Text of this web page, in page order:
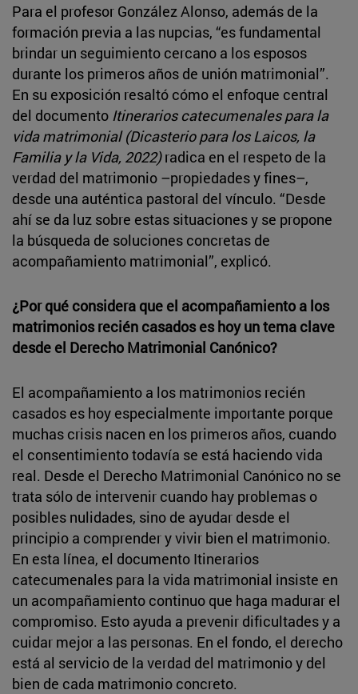
Para el profesor González Alonso, además de la
formación previa a las nupcias, “es fundamental
brindar un seguimiento cercano a los esposos
durante los primeros años de unión matrimonial”.
En su exposición resaltó cómo el enfoque central
del documento Itinerarios catecumenales para la
vida matrimonial (Dicasterio para los Laicos, la
Familia y la Vida, 2022)radica en el respeto de la
verdad del matrimonio –propiedades y fines–,
desde una auténtica pastoral del vínculo. “Desde
ahí se da luz sobre estas situaciones y se propone
la búsqueda de soluciones concretas de
acompañamiento matrimonial”, explicó.
¿Por qué considera que el acompañamiento a los
matrimonios recién casados es hoy un tema clave
desde el Derecho Matrimonial Canónico?
El acompañamiento a los matrimonios recién
casados es hoy especialmente importante porque
muchas crisis nacen en los primeros años, cuando
el consentimiento todavía se está haciendo vida
real. Desde el Derecho Matrimonial Canónico no se
trata sólo de intervenir cuando hay problemas o
posibles nulidades, sino de ayudar desde el
principio a comprender y vivir bien el matrimonio.
En esta línea, el documento Itinerarios
catecumenales para la vida matrimonial insiste en
un acompañamiento continuo que haga madurar el
compromiso. Esto ayuda a prevenir dificultades y a
cuidar mejor a las personas. En el fondo, el derecho
está al servicio de la verdad del matrimonio y del
bien de cada matrimonio concreto.